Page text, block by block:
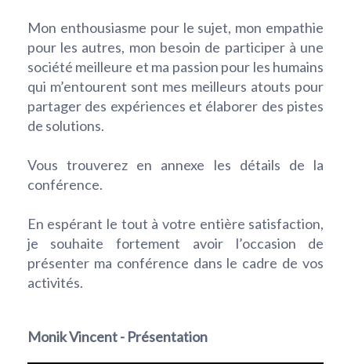
Mon enthousiasme pour le sujet, mon empathie
pour les autres, mon besoin de participer à une
société meilleure et ma passion pour les humains
qui m’entourent sont mes meilleurs atouts pour
partager des expériences et élaborer des pistes
de solutions.
Vous trouverez en annexe les détails de la
conférence.
En espérant le tout à votre entière satisfaction,
je souhaite fortement avoir l’occasion de
présenter ma conférence dans le cadre de vos
activités.
Monik Vincent - Présentation